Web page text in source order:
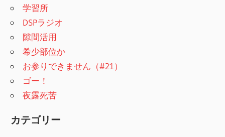
学習所
DSPラジオ
隙間活用
希少部位か
お参りできません（#21）
ゴー！
夜露死苦
カテゴリー